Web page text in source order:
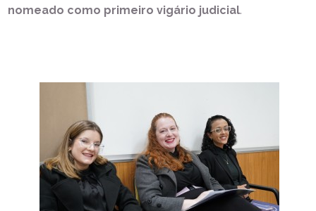
nomeado como primeiro vigário judicial.